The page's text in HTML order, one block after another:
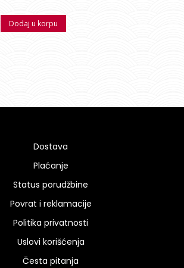
Dodaj u korpu
Dostava
Plaćanje
Status porudžbine
Povrat i reklamacije
Politika privatnosti
Uslovi korišćenja
Česta pitanja